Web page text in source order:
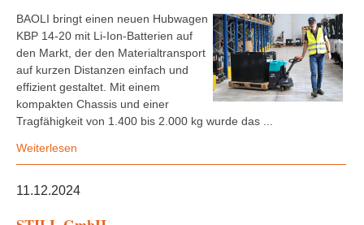
BAOLI bringt einen neuen Hubwagen
KBP 14-20 mit Li-Ion-Batterien auf
den Markt, der den Materialtransport
auf kurzen Distanzen einfach und
effizient gestaltet. Mit einem
kompakten Chassis und einer
Tragfähigkeit von 1.400 bis 2.000 kg wurde das ...
Weiterlesen
11.12.2024